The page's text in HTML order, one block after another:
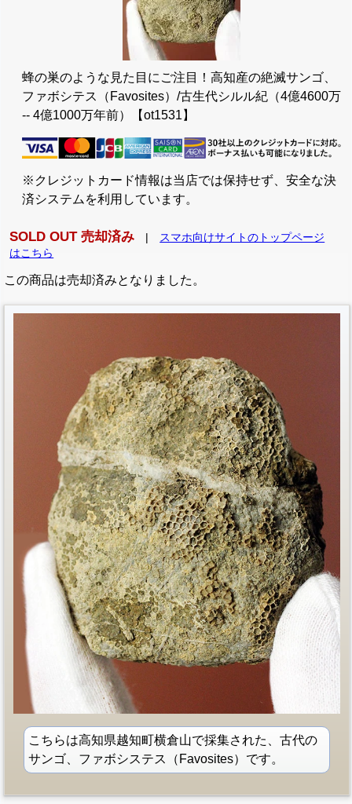
蜂の巣のような見た目にご注目！高知産の絶滅サンゴ、
ファボシテス（Favosites）/古生代シルル紀（4億4600万
-- 4億1000万年前）【ot1531】
※クレジットカード情報は当店では保持せず、安全な決
済システムを利用しています。
SOLD OUT 売却済み
スマホ向けサイトのトップページ
はこちら
この商品は売却済みとなりました。
こちらは高知県越知町横倉山で採集された、古代の
サンゴ、ファボシステス（Favosites）です。